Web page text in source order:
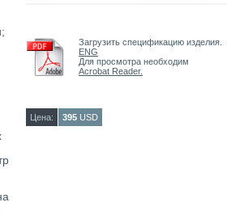
Загрузить спецификацию изделия.
ENG
Для просмотра необходим
Acrobat Reader.
Цена: 395 USD